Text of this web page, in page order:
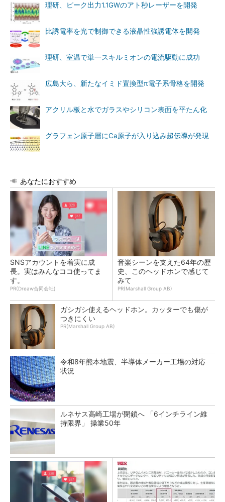
理研、ピーク出力1.1GWのアト秒レーザーを開発
比誘電率を光で制御できる液晶性強誘電体を開発
理研、室温で単一スキルミオンの電流駆動に成功
広島大ら、新たなイミド置換型π電子系骨格を開発
アクリル板と水でガラスやシリコン表面を平たん化
グラフェン原子層にCa原子が入り込み超伝導が発現
あなたにおすすめ
SNSアカウントを着実に成
長。実はみんなココ使ってま
す。
PR(Dreaw合同会社)
音楽シーンを支えた64年の歴
史、このヘッドホンで感じて
みて
PR(Marshall Group AB)
ガシガシ使えるヘッドホン。カッターでも傷が
つきにくい
PR(Marshall Group AB)
令和8年熊本地震、半導体メーカー工場の対応
状況
ルネサス高崎工場が閉鎖へ 「6インチライン維
持限界」 操業50年